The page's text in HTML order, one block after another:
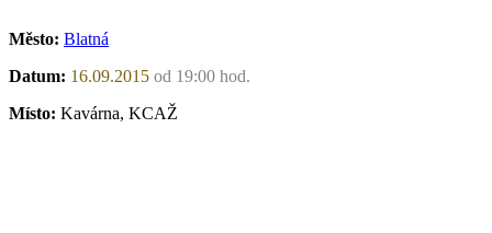
Město: Blatná
Datum: 16.09.2015 od 19:00 hod.
Místo: Kavárna, KCAŽ